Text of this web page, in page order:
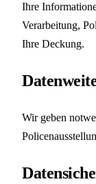
Ihre
Verarbeitung,
Ihre Deckung.
Wir geben